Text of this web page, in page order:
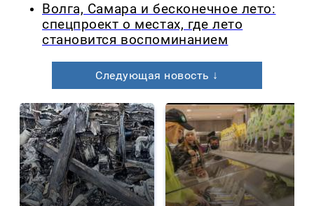
Волга, Самара и бесконечное лето:
спецпроект о местах, где лето
становится воспоминанием
Следующая новость ↓